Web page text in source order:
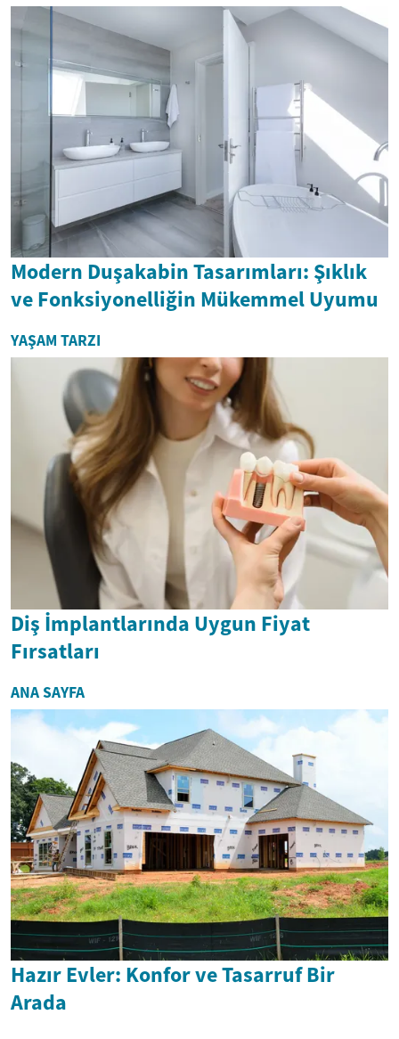
Modern Duşakabin Tasarımları: Şıklık
ve Fonksiyonelliğin Mükemmel Uyumu
YAŞAM TARZI
Diş İmplantlarında Uygun Fiyat
Fırsatları
ANA SAYFA
Hazır Evler: Konfor ve Tasarruf Bir
Arada